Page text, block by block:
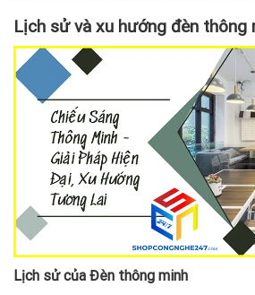
Lịch sử và xu hướng đèn thông
Lịch sử của Đèn thông minh